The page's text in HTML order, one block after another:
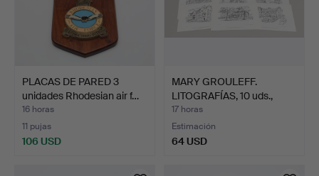
PLACAS DE PARED 3
unidades Rhodesian air f…
16 horas
11 pujas
106 USD
MARY GROULEFF.
LITOGRAFÍAS, 10 uds.,
hojas…
17 horas
Estimación
64 USD